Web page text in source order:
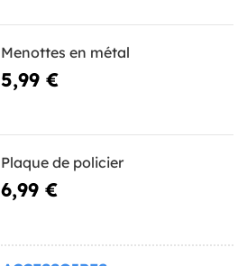
Menottes en métal
5,99 €
Plaque de policier
6,99 €